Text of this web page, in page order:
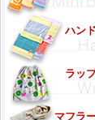
ハン
ラッ
マフラ